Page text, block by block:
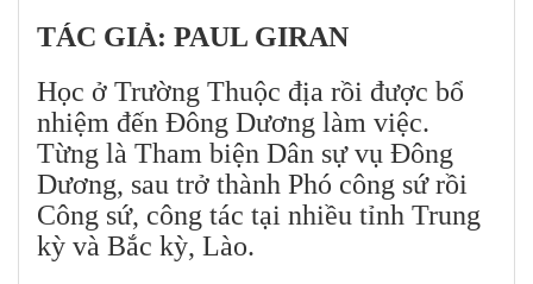
TÁC GIẢ: PAUL GIRAN
Học ở Trường Thuộc địa rồi được bổ
nhiệm đến Đông Dương làm việc.
Từng là Tham biện Dân sự vụ Đông
Dương, sau trở thành Phó công sứ rồi
Công sứ, công tác tại nhiều tỉnh Trung
kỳ và Bắc kỳ, Lào.